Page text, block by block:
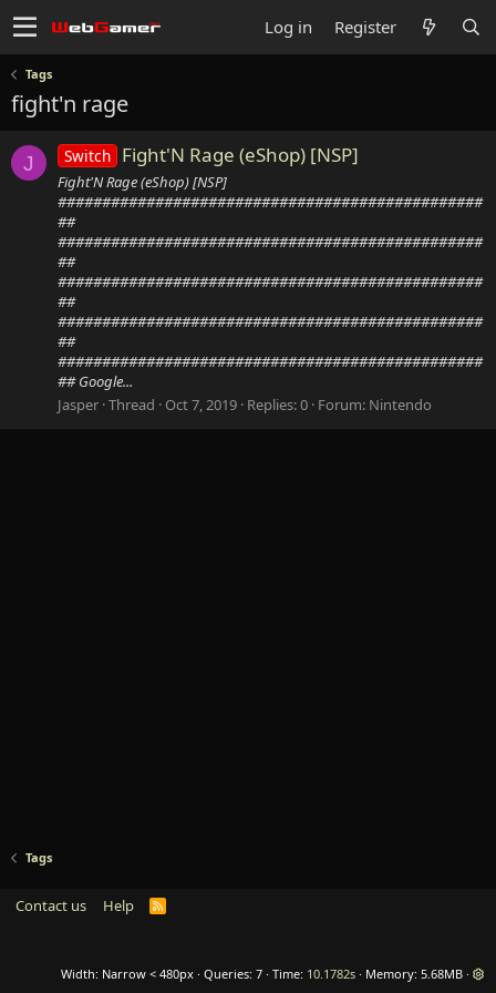
Log in Register
Tags
fight'n rage
J Switch Fight'N Rage (eShop) [NSP]
Fight'N Rage (eShop) [NSP]
################################################
##
################################################
##
################################################
##
################################################
##
################################################
## Google...
Jasper Thread Oct 7, 2019 Replies: 0 Forum: Nintendo
Tags
Contact us Help
R
Width Queries 7 Time 10.1782s Memory 5.68MB